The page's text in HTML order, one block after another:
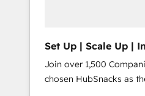
Set Up | Scale Up |
HubSnacks FlexPlan
Join over 1,500
chosen HubSnacks as
HubSpot since 2014 Simple pay-as-you-go